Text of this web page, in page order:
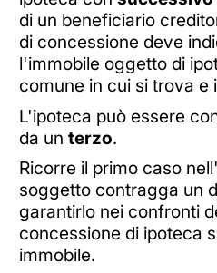
di un beneficiario
di concessione deve
l'immobile oggetto di
comune in cui si trova e
L'ipoteca può essere
da un terzo.
Ricorre il primo caso
soggetto contragga un
garantirlo nei confronti
concessione di ipoteca
immobile.